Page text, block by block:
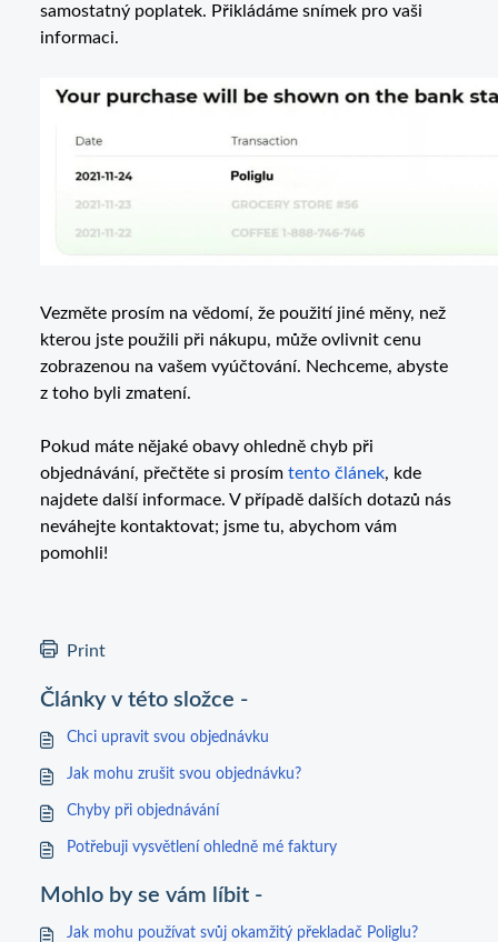
samostatný poplatek. Přikládáme snímek pro vaši
informaci.
Vezměte prosím na vědomí, že použití jiné měny, než
kterou jste použili při nákupu, může ovlivnit cenu
zobrazenou na vašem vyúčtování. Nechceme, abyste
z toho byli zmatení.
Pokud máte nějaké obavy ohledně chyb při
objednávání, přečtěte si prosím tento článek, kde
najdete další informace. V případě dalších dotazů nás
neváhejte kontaktovat; jsme tu, abychom vám
pomohli!
Print
Články v této složce -
Chci upravit svou objednávku
Jak mohu zrušit svou objednávku?
Chyby při objednávání
Potřebuji vysvětlení ohledně mé faktury
Mohlo by se vám líbit -
Jak mohu používat svůj okamžitý překladač Poliglu?